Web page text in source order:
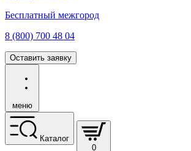
Бесплатный межгород
8 (800) 700 48 04
Оставить заявку
меню
Каталог
0